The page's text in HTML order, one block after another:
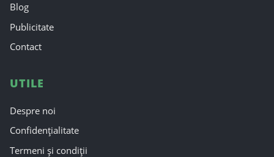
Blog
Publicitate
Contact
UTILE
Despre noi
Confidențialitate
Termeni și condiții